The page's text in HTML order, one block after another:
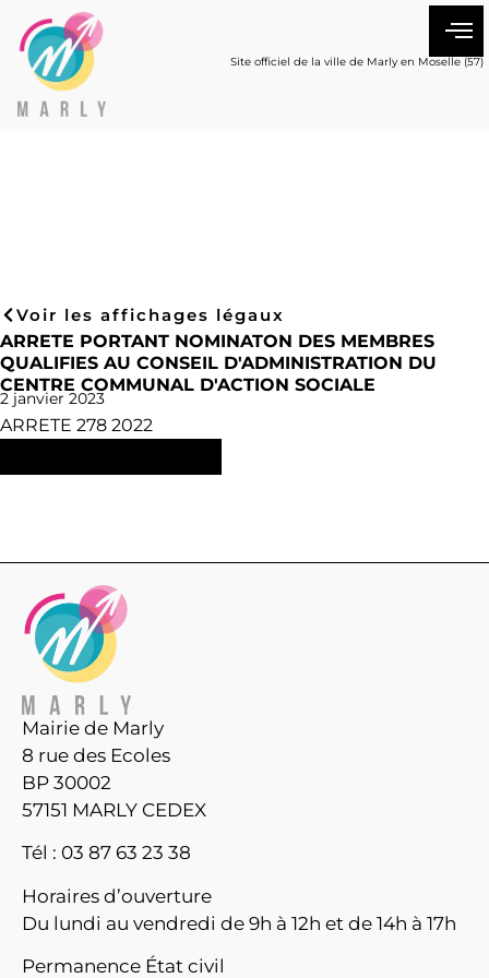
Site officiel de la ville de Marly en Moselle (57)
Voir les affichages légaux
ARRETE PORTANT NOMINATON DES MEMBRES
QUALIFIES AU CONSEIL D'ADMINISTRATION DU
CENTRE COMMUNAL D'ACTION SOCIALE
2 janvier 2023
ARRETE 278 2022
Mairie de Marly
8 rue des Ecoles
BP 30002
57151 MARLY CEDEX
Tél : 03 87 63 23 38
Horaires d’ouverture
Du lundi au vendredi de 9h à 12h et de 14h à 17h
Permanence État civil